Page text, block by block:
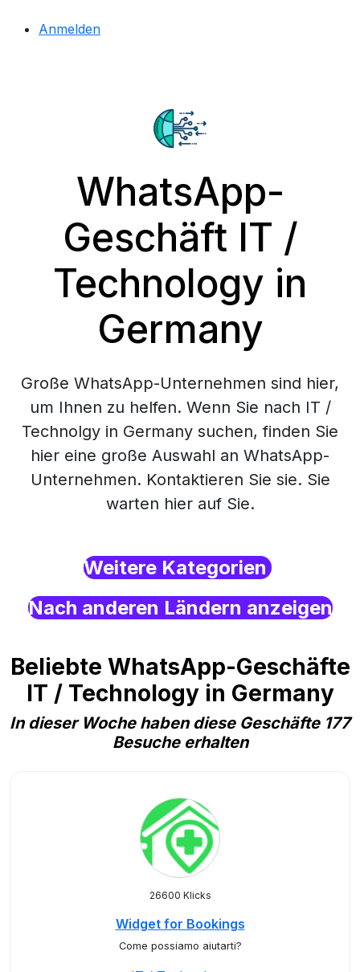
Anmelden
WhatsApp-
Geschäft IT /
Technology in
Germany
Große WhatsApp-Unternehmen sind hier,
um Ihnen zu helfen. Wenn Sie nach IT /
Technolgy in Germany suchen, finden Sie
hier eine große Auswahl an WhatsApp-
Unternehmen. Kontaktieren Sie sie. Sie
warten hier auf Sie.
Weitere Kategorien
Nach anderen Ländern anzeigen
Beliebte WhatsApp-Geschäfte
IT / Technology in Germany
In dieser Woche haben diese Geschäfte 177
Besuche erhalten
26600 Klicks
Widget for Bookings
Come possiamo aiutarti?